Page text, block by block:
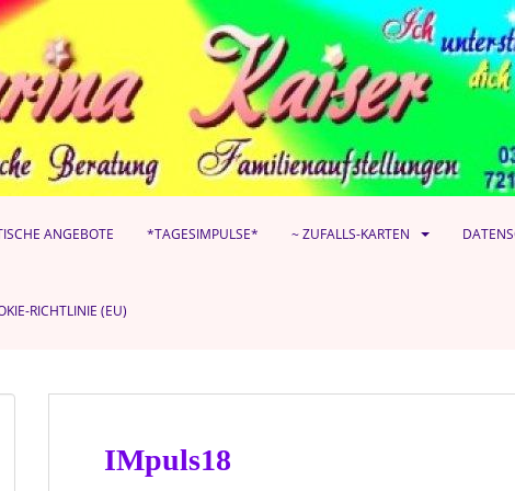
ANGEBOTE *TAGESIMPULSE* ~ ZUFALLS-KARTEN
RICHTLINIE (EU)
IMpuls18